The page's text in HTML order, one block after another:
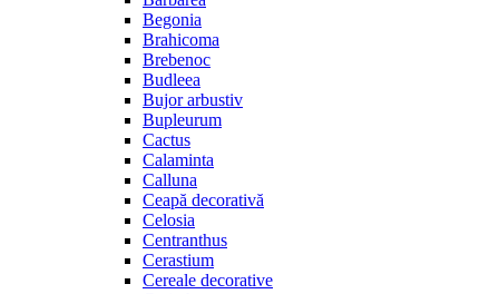
Begonia
Brahicoma
Brebenoc
Budleea
Bujor arbustiv
Bupleurum
Cactus
Calaminta
Calluna
Ceapă decorativă
Celosia
Centranthus
Cerastium
Cereale decorative